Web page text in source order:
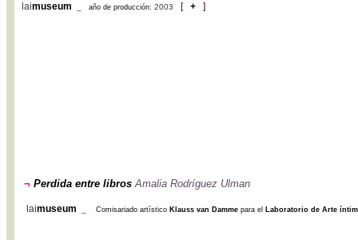
laimuseum año de producción: 2003 [ + ]
¬ Perdida entre libros Amalia Rodríguez Ulman
laimuseum Comisariado artístico Klauss van Damme para el Laboratorio de Arte